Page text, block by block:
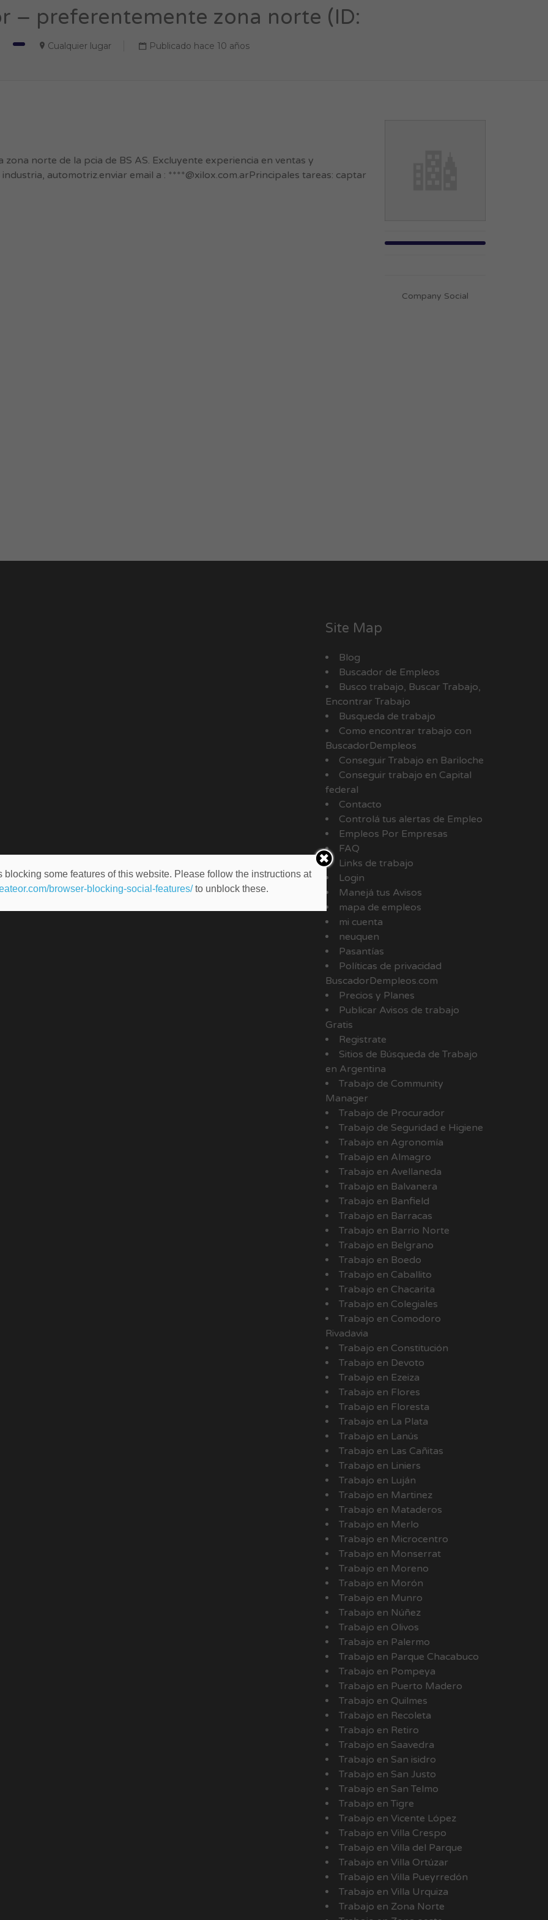
– preferentemente zona norte (ID:
Cualquier lugar Publicado hace 10 años
norte de la pcia de BS AS. Excluyente experiencia en ventas y
automotriz.enviar email a : ****@xilox.com.arPrincipales tareas: captar
Company Social
Site Map
Blog
Buscador de Empleos
Busco trabajo, Buscar Trabajo,
Encontrar Trabajo
Busqueda de trabajo
Como encontrar trabajo con
BuscadorDempleos
Conseguir Trabajo en Bariloche
Conseguir trabajo en Capital
federal
Contacto
Controlá tus alertas de Empleo
Empleos Por Empresas
FAQ
Links de trabajo
Login
Manejá tus Avisos
mapa de empleos
mi cuenta
neuquen
Pasantías
Políticas de privacidad
BuscadorDempleos.com
Precios y Planes
Publicar Avisos de trabajo
Gratis
Registrate
Sitios de Búsqueda de Trabajo
en Argentina
Trabajo de Community
Manager
Trabajo de Procurador
Trabajo de Seguridad e Higiene
Trabajo en Agronomía
Trabajo en Almagro
Trabajo en Avellaneda
Trabajo en Balvanera
Trabajo en Banfield
Trabajo en Barracas
Trabajo en Barrio Norte
Trabajo en Belgrano
Trabajo en Boedo
Trabajo en Caballito
Trabajo en Chacarita
Trabajo en Colegiales
Trabajo en Comodoro
Rivadavia
Trabajo en Constitución
Trabajo en Devoto
Trabajo en Ezeiza
Trabajo en Flores
Trabajo en Floresta
Trabajo en La Plata
Trabajo en Lanús
Trabajo en Las Cañitas
Trabajo en Liniers
Trabajo en Luján
Trabajo en Martinez
Trabajo en Mataderos
Trabajo en Merlo
Trabajo en Microcentro
Trabajo en Monserrat
Trabajo en Moreno
Trabajo en Morón
Trabajo en Munro
Trabajo en Núñez
Trabajo en Olivos
Trabajo en Palermo
Trabajo en Parque Chacabuco
Trabajo en Pompeya
Trabajo en Puerto Madero
Trabajo en Quilmes
Trabajo en Recoleta
Trabajo en Retiro
Trabajo en Saavedra
Trabajo en San isidro
Trabajo en San Justo
Trabajo en San Telmo
Trabajo en Tigre
Trabajo en Vicente López
Trabajo en Villa Crespo
Trabajo en Villa del Parque
Trabajo en Villa Ortúzar
Trabajo en Villa Pueyrredón
Trabajo en Villa Urquiza
Trabajo en Zona Norte
blocking some features of this website. Please follow the instructions at
browser-blocking-social-features/to unblock these.